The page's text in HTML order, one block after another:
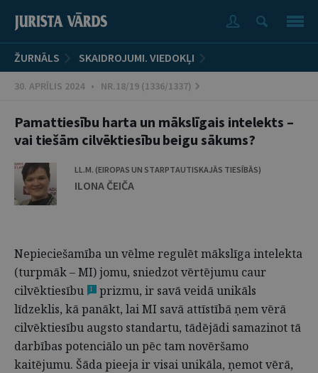
ŽURNĀLS SKAIDROJUMI. VIEDOKĻI
30. APRĪLIS 2024 • NR.18/19 (1336/1337)
Pamattiesību harta un mākslīgais intelekts –
vai tiešām cilvēktiesību beigu sākums?
LL.M. (EIROPAS UN STARPTAUTISKAJĀS TIESĪBĀS)
ILONA ČEIČA
Nepieciešamība un vēlme regulēt mākslīga intelekta
(turpmāk – MI) jomu, sniedzot vērtējumu caur
cilvēktiesību
1
prizmu, ir savā veidā unikāls
līdzeklis, kā panākt, lai MI savā attīstībā ņem vērā
cilvēktiesību augsto standartu, tādējādi samazinot tā
darbības potenciālo un pēc tam novēršamo
kaitējumu. Šāda pieeja ir visai unikāla, ņemot vērā,